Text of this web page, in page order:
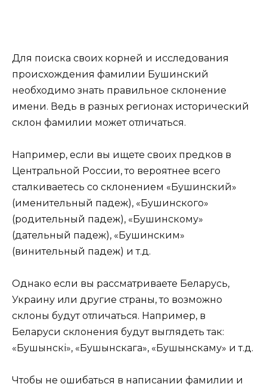
Для поиска своих корней и исследования
происхождения фамилии Бушинский
необходимо знать правильное склонение
имени. Ведь в разных регионах исторический
склон фамилии может отличаться.
Например, если вы ищете своих предков в
Центральной России, то вероятнее всего
сталкиваетесь со склонением «Бушинский»
(именительный падеж), «Бушинского»
(родительный падеж), «Бушинскому»
(дательный падеж), «Бушинским»
(винительный падеж) и т.д.
Однако если вы рассматриваете Беларусь,
Украину или другие страны, то возможно
склоны будут отличаться. Например, в
Беларуси склонения будут выглядеть так:
«Бушынскі», «Бушынскага», «Бушынскаму» и т.д.
Чтобы не ошибаться в написании фамилии и